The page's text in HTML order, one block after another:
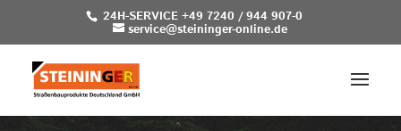
24H-SERVICE +49 7240 / 944 907-0
service@steininger-online.de